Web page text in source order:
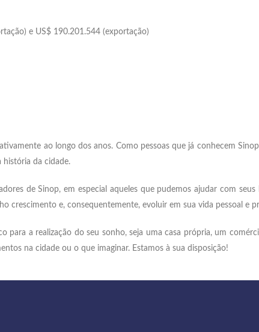
e US$ 190.201.544 (exportação)
ao longo dos anos. Como pessoas que já conhecem
da cidade.
de Sinop, em especial aqueles que pudemos ajudar com
crescimento e, consequentemente, evoluir em sua vida pessoal e
para a realização do seu sonho, seja uma casa própria, um
na cidade ou o que imaginar. Estamos à sua disposição!